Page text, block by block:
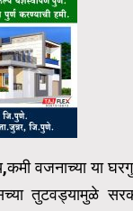
वजनाच्या या
तुटवड्यामुळे